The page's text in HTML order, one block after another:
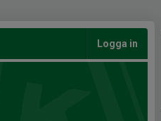
Logga in